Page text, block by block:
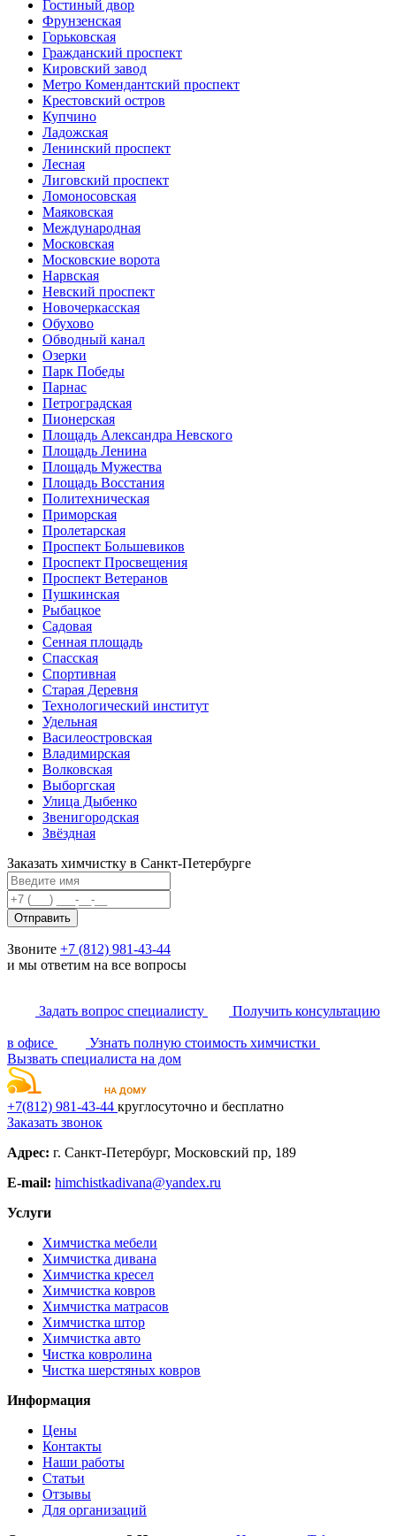
Гостиный двор
Фрунзенская
Горьковская
Гражданский проспект
Кировский завод
Метро Комендантский проспект
Крестовский остров
Купчино
Ладожская
Ленинский проспект
Лесная
Лиговский проспект
Ломоносовская
Маяковская
Международная
Московская
Московские ворота
Нарвская
Невский проспект
Новочеркасская
Обухово
Обводный канал
Озерки
Парк Победы
Парнас
Петроградская
Пионерская
Площадь Александра Невского
Площадь Ленина
Площадь Мужества
Площадь Восстания
Политехническая
Приморская
Пролетарская
Проспект Большевиков
Проспект Просвещения
Проспект Ветеранов
Пушкинская
Рыбацкое
Садовая
Сенная площадь
Спасская
Спортивная
Старая Деревня
Технологический институт
Удельная
Василеостровская
Владимирская
Волковская
Выборгская
Улица Дыбенко
Звенигородская
Звёздная
Заказать химчистку в Санкт-Петербурге
Отправить
Звоните +7 (812) 981-43-44
и мы ответим на все вопросы
Задать вопрос специалисту Получить консультацию
в офисе
Узнать полную стоимость химчистки
Вызвать специалиста на дом
+7(812) 981-43-44 круглосуточно и бесплатно
Заказать звонок
Адрес: г. Санкт-Петербург, Московский пр, 189
E-mail: himchistkadivana@yandex.ru
Услуги
Химчистка мебели
Химчистка дивана
Химчистка кресел
Химчистка ковров
Химчистка матрасов
Химчистка штор
Химчистка авто
Чистка ковролина
Чистка шерстяных ковров
Информация
Цены
Контакты
Наши работы
Статьи
Отзывы
Для организаций